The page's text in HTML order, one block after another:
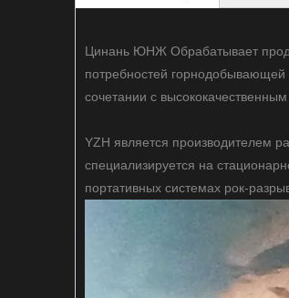
Цинань ЮНЖ Обрабатывает
потребностей
сочетании с
YZH является производителем
специализируется на
портативных системах рок-